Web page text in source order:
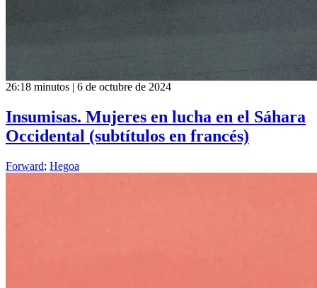
26:18 minutos | 6 de octubre de 2024
Insumisas. Mujeres en lucha en el Sáhara
Occidental (subtítulos en francés)
Forward; Hegoa